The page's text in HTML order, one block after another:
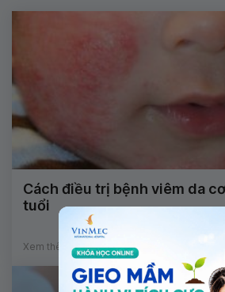
Cách điều trị bệnh viêm da
tuổi
Xem thêm